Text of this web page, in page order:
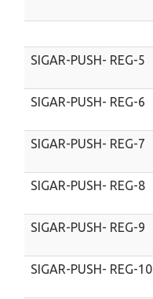
SIGAR-PUSH- REG-5
SIGAR-PUSH- REG-6
SIGAR-PUSH- REG-7
SIGAR-PUSH- REG-8
SIGAR-PUSH- REG-9
SIGAR-PUSH- REG-10